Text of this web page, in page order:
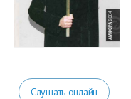
Слушать онлайн